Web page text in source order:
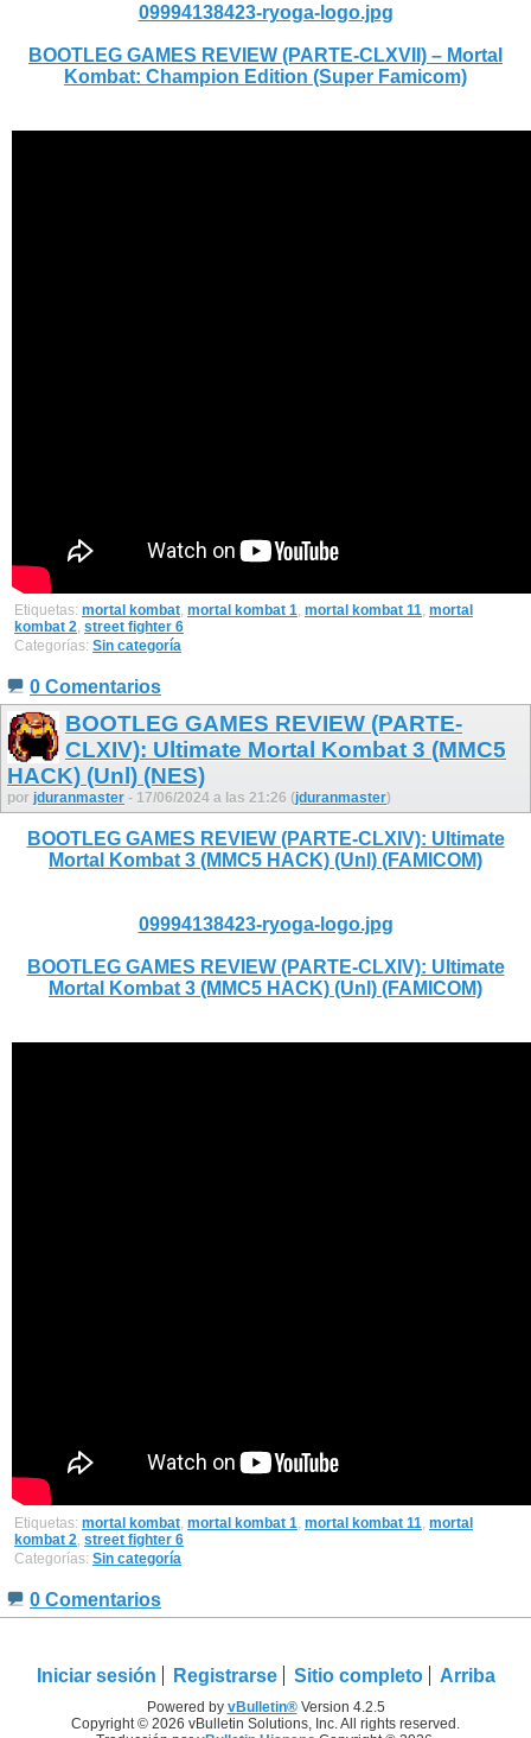
09994138423-ryoga-logo.jpg
BOOTLEG GAMES REVIEW (PARTE-CLXVII) – Mortal
Kombat: Champion Edition (Super Famicom)
Etiquetas: mortal kombat mortal kombat 1 mortal kombat 11 mortal
kombat 2 street fighter 6
Categorías: Sin categoría
0 Comentarios
BOOTLEG GAMES REVIEW (PARTE-
CLXIV): Ultimate Mortal Kombat 3 (MMC5
HACK) (Unl) (NES)
por jduranmaster - 17/06/2024 a las 21:26 (jduranmaster)
BOOTLEG GAMES REVIEW (PARTE-CLXIV): Ultimate
Mortal Kombat 3 (MMC5 HACK) (Unl) (FAMICOM)
09994138423-ryoga-logo.jpg
BOOTLEG GAMES REVIEW (PARTE-CLXIV): Ultimate
Mortal Kombat 3 (MMC5 HACK) (Unl) (FAMICOM)
Etiquetas: mortal kombat mortal kombat 1 mortal kombat 11 mortal
kombat 2 street fighter 6
Categorías: Sin categoría
0 Comentarios
Iniciar sesión Registrarse Sitio completo Arriba
Powered by vBulletin®Version 4.2.5
Copyright © 2026 vBulletin Solutions, Inc. All rights reserved.